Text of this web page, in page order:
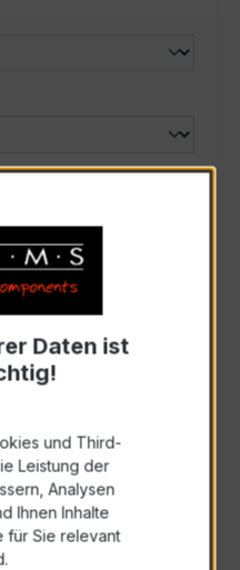
hinzufügen
Daten ist
und Third-
Leistung der
Analysen
Ihnen Inhalte
für Sie relevant